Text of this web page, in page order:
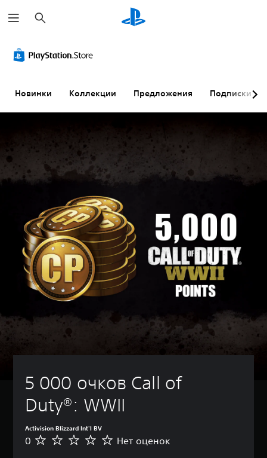
о
и
Новинки Коллекции Предложения Подписки
5 000 очков Call of
Duty®: WWII
Activision Blizzard Int'l BV
Н
0 Нет оценок